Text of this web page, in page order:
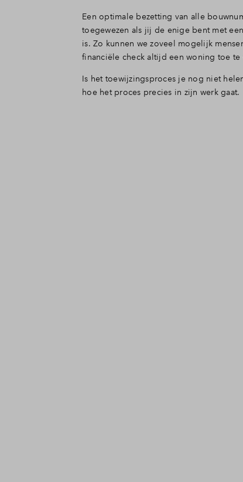
Een optimale bezetting van alle
toegewezen als jij de enige bent met
is. Zo kunnen we zoveel mogelijk
financiële check altijd een woning toe
Is het toewijzingsproces je nog niet
hoe het proces precies in zijn werk gaat.